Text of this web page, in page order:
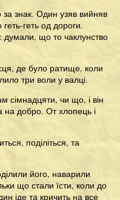
за знак. Один узяв вийняв
геть од дороги.
що то чаклунство
де було ратище, коли
три воли у валці.
сімнадцяти, чи що, і він
на добро. От хлопець і
поділіться, та
його, наварили
що стали їсти, коли до
іде та кричить на все